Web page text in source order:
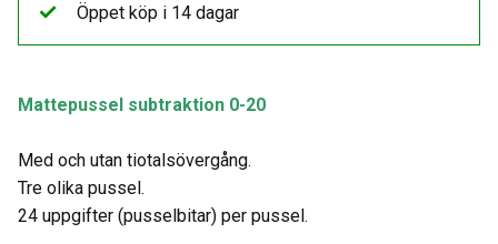
Mattepussel subtraktion 0-20
Med och utan tiotalsövergång.
Tre olika pussel.
24 uppgifter (pusselbitar) per pussel.
Öppet köp i 14 dagar